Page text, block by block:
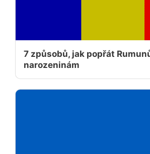
7 způsobů, jak popřát
narozeninám